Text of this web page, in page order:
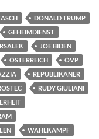
DONALD TRUMP
GEHEIMDIENST
JOE BIDEN
ÖSTERREICH
ÖVP
REPUBLIKANER
RUDY GIULIANI
WAHLKAMPF